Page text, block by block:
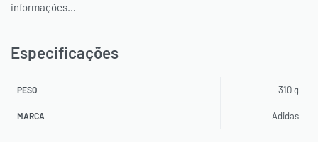
informações…
Especificações
PESO 310 g
MARCA Adidas